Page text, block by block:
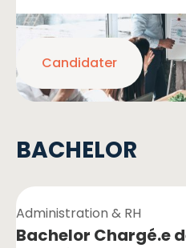
Candidater
BACHELOR
Administration & RH
Bachelor Chargé.e